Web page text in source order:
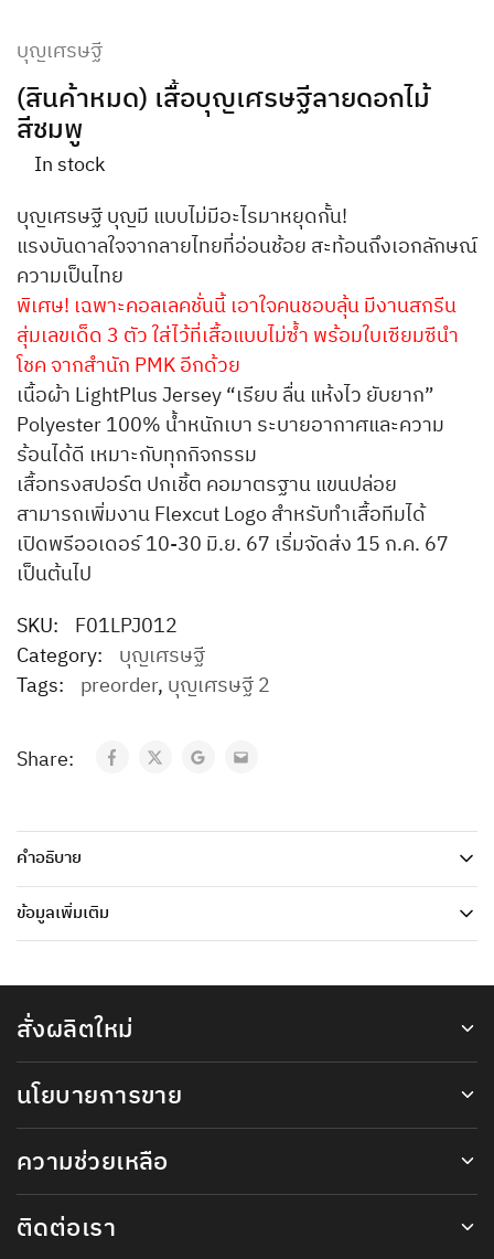
บุญเศรษฐี
(สินค้าหมด) เสื้อบุญเศรษฐีลายดอกไม้
สีชมพู
In stock
บุญเศรษฐี บุญมี แบบไม่มีอะไรมาหยุดกั้น!
แรงบันดาลใจจากลายไทยที่อ่อนช้อย สะท้อนถึงเอกลักษณ์
ความเป็นไทย
พิเศษ! เฉพาะคอลเลคชั่นนี้ เอาใจคนชอบลุ้น มีงานสกรีน
สุ่มเลขเด็ด 3 ตัวใส่ไว้ที่เสื้อแบบไม่ซ้ำ พร้อมใบเซียมซีนำ
โชค จากสำนัก PMK อีกด้วย
เนื้อผ้า LightPlus Jersey “เรียบ ลื่น แห้งไว ยับยาก”
Polyester 100% น้ำหนักเบา ระบายอากาศและความ
ร้อนได้ดี เหมาะกับทุกกิจกรรม
เสื้อทรงสปอร์ต ปกเชิ้ต คอมาตรฐาน แขนปล่อย
สามารถเพิ่มงาน Flexcut Logo สำหรับทำเสื้อทีมได้
เปิดพรีออเดอร์ 10-30 มิ.ย. 67 เริ่มจัดส่ง 15 ก.ค. 67
เป็นต้นไป
SKU: F01LPJ012
Category: บุญเศรษฐี
Tags: preorder, บุญเศรษฐี 2
Share:
คำอธิบาย
ข้อมูลเพิ่มเติม
สั่งผลิตใหม่
นโยบายการขาย
ความช่วยเหลือ
ติดต่อเรา